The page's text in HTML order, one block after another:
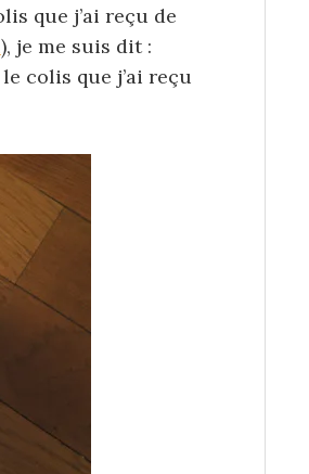
que j’ai reçu de
), je me suis dit :
colis que j’ai reçu